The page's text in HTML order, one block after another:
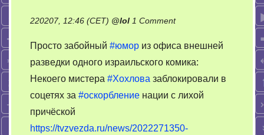
220207, 12:46 (CET) @lol 1 Commenton
продолжается!
Хохлов
в
фокусе
Просто забойный #юмор из офиса внешней
разведки одного израильского комика:
Некоего мистера #Хохлова заблокировали в
соцетях за #оскорбление нации с лихой
причёской
https://tvzvezda.ru/news/2022271350-